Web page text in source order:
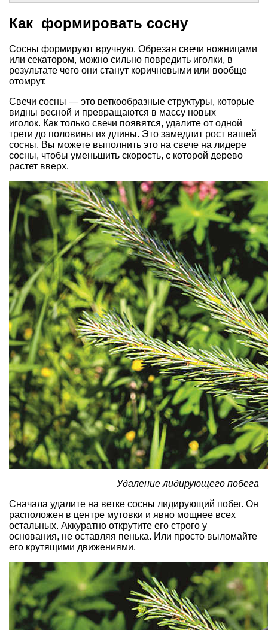
Как формировать сосну
Сосны формируют вручную. Обрезая свечи ножницами
или секатором, можно сильно повредить иголки, в
результате чего они станут коричневыми или вообще
отомрут.
Свечи сосны — это веткообразные структуры, которые
видны весной и превращаются в массу новых
иголок. Как только свечи появятся, удалите от одной
трети до половины их длины. Это замедлит рост вашей
сосны. Вы можете выполнить это на свече на лидере
сосны, чтобы уменьшить скорость, с которой дерево
растет вверх.
Удаление лидирующего побега
Сначала удалите на ветке сосны лидирующий побег. Он
расположен в центре мутовки и явно мощнее всех
остальных. Аккуратно открутите его строго у
основания, не оставляя пенька. Или просто выломайте
его крутящими движениями.